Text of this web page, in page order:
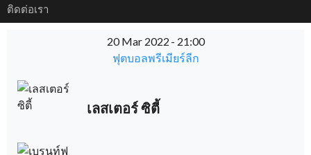
ติดต่อเรา
20 Mar 2022 - 21:00
ฟุตบอลพรีเมียร์ลีก
เลสเตอร์ ซิตี้